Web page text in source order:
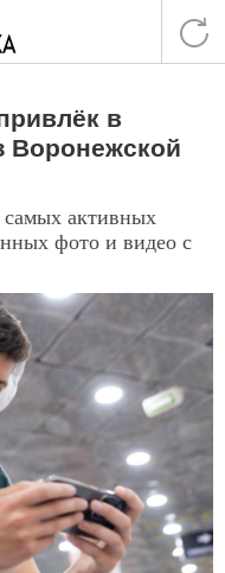
в
Воронежской
активных
фото и видео с